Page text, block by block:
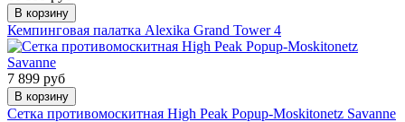
В корзину
Кемпинговая палатка Alexika Grand Tower 4
7 899 руб
В корзину
Сетка противомоскитная High Peak Popup-Moskitonetz Savanne